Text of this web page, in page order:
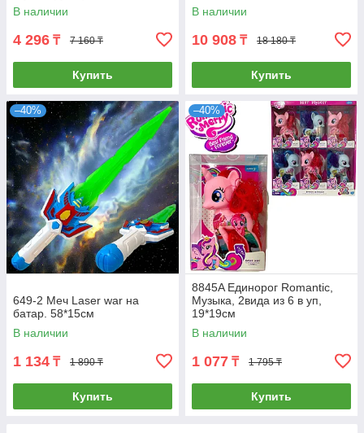
В наличии
4 296 ₸ 7 160 ₸
Купить
В наличии
10 908 ₸ 18 180 ₸
Купить
–40%
649-2 Меч Laser war на
батар. 58*15см
В наличии
1 134 ₸ 1 890 ₸
Купить
–40%
8845A Единорог Romantic,
Музыка, 2вида из 6 в уп,
19*19см
В наличии
1 077 ₸ 1 795 ₸
Купить